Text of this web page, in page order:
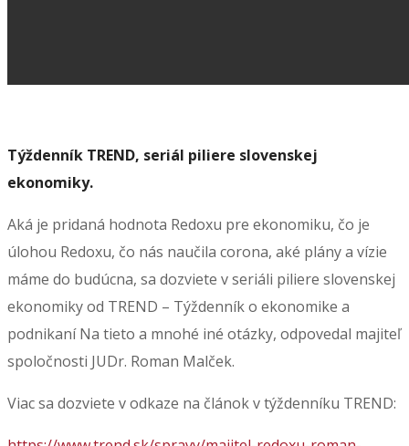
Týždenník TREND, seriál piliere slovenskej
ekonomiky.
Aká je pridaná hodnota Redoxu pre ekonomiku, čo je
úlohou Redoxu, čo nás naučila corona, aké plány a vízie
máme do budúcna, sa dozviete v seriáli piliere slovenskej
ekonomiky od TREND – Týždenník o ekonomike a
podnikaní Na tieto a mnohé iné otázky, odpovedal majiteľ
spoločnosti JUDr. Roman Malček.
Viac sa dozviete v odkaze na článok v týždenníku TREND: